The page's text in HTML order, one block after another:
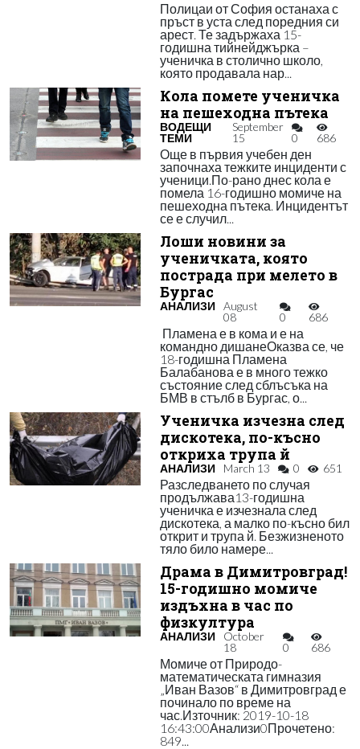
Полицаи от София останаха с
пръст в уста след поредния си
арест. Те задържаха 15-
годишна тийнейджърка –
ученичка в столично школо,
която продавала нар...
Кола помете ученичка
на пешеходна пътека
ВОДЕЩИ
ТЕМИ
September
15
0 686
Още в първия учебен ден
започнаха тежките инциденти с
ученици.По-рано днес кола е
помела 16-годишно момиче на
пешеходна пътека. Инцидентът
се е случил...
Лоши новини за
ученичката, която
пострада при мелето в
Бургас
АНАЛИЗИ
August
08
0 686
Пламена е в кома и е на
командно дишанеОказва се, че
18-годишна Пламена
Балабанова е в много тежко
състояние след сблъсъка на
БМВ в стълб в Бургас, о...
Ученичка изчезна след
дискотека, по-късно
откриха трупа й
АНАЛИЗИ March 13 0 651
Разследването по случая
продължава13-годишна
ученичка е изчезнала след
дискотека, а малко по-късно бил
открит и трупа й. Безжизненото
тяло било намере...
Драма в Димитровград!
15-годишно момиче
издъхна в час по
физкултура
АНАЛИЗИ
October
18
0 686
Момиче от Природо-
математическата гимназия
„Иван Вазов“ в Димитровград е
починало по време на
час.Източник: 2019-10-18
16:43:00Анализи0Прочетено:
849...